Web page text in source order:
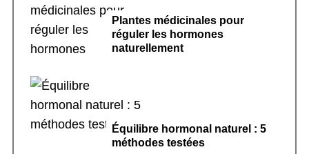
Plantes médicinales pour
réguler les hormones
naturellement
Équilibre hormonal naturel : 5
méthodes testées